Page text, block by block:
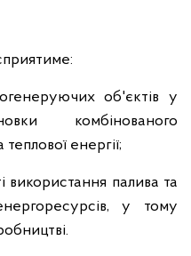
об'єктів у
комбінованого
енергії;
палива та
у тому